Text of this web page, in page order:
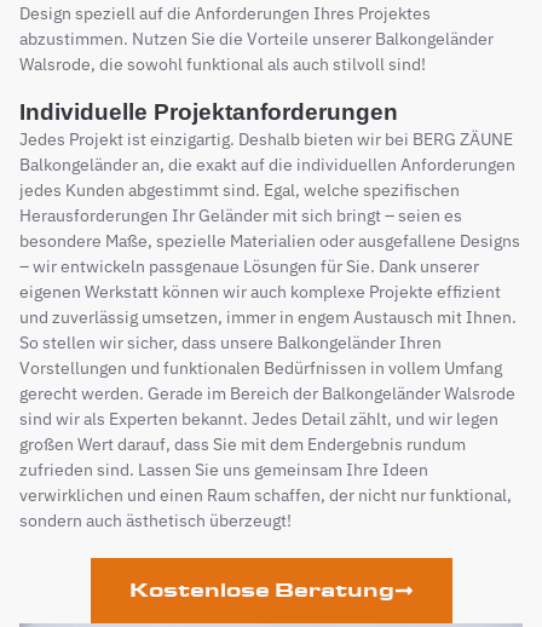
Design speziell auf die Anforderungen Ihres Projektes
abzustimmen. Nutzen Sie die Vorteile unserer Balkongeländer
Walsrode, die sowohl funktional als auch stilvoll sind!
Individuelle Projektanforderungen
Jedes Projekt ist einzigartig. Deshalb bieten wir bei BERG ZÄUNE
Balkongeländer an, die exakt auf die individuellen Anforderungen
jedes Kunden abgestimmt sind. Egal, welche spezifischen
Herausforderungen Ihr Geländer mit sich bringt – seien es
besondere Maße, spezielle Materialien oder ausgefallene Designs
– wir entwickeln passgenaue Lösungen für Sie. Dank unserer
eigenen Werkstatt können wir auch komplexe Projekte effizient
und zuverlässig umsetzen, immer in engem Austausch mit Ihnen.
So stellen wir sicher, dass unsere Balkongeländer Ihren
Vorstellungen und funktionalen Bedürfnissen in vollem Umfang
gerecht werden. Gerade im Bereich der Balkongeländer Walsrode
sind wir als Experten bekannt. Jedes Detail zählt, und wir legen
großen Wert darauf, dass Sie mit dem Endergebnis rundum
zufrieden sind. Lassen Sie uns gemeinsam Ihre Ideen
verwirklichen und einen Raum schaffen, der nicht nur funktional,
sondern auch ästhetisch überzeugt!
Kostenlose Beratung